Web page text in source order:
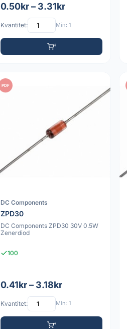
0.50kr – 3.31kr
Kvantitet: Min: 1
PDF
DC Components
ZPD30
DC Components ZPD30 30V 0.5W
Zenerdiod
100
0.41kr – 3.18kr
Kvantitet: Min: 1